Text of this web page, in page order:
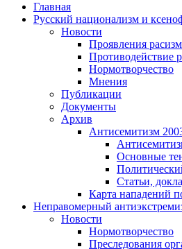
Главная
Русский национализм и
Новости
Проявления
Противодействие
Нормотворчество
Мнения
Публикации
Документы
Архив
Антисемитизм
Основные
Статьи,
Карта нападений
Неправомерный
Новости
Нормотворчество
Преследования